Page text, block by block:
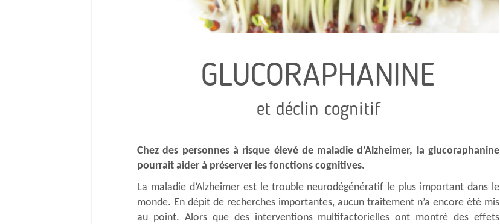
GLUCORAPHANINE
et déclin cognitif
Chez des personnes à risque élevé de maladie d’Alzheimer, la glucoraphanine
pourrait aider à préserver les fonctions cognitives.
La maladie d’Alzheimer est le trouble neurodégénératif le plus important dans le
monde. En dépit de recherches importantes, aucun traitement n’a encore été mis
au point. Alors que des interventions multifactorielles ont montré des effets